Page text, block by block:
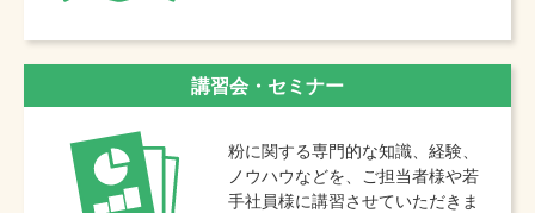
講習会・セミナー
粉に関する専門的な知識、経験、
ノウハウなどを、ご担当者様や若
手社員様に講習させていただきま